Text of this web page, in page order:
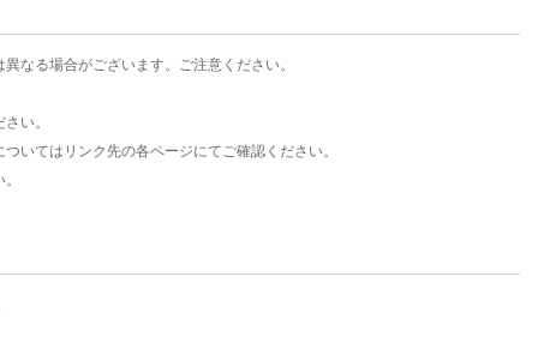
なる場合がございます。ご注意ください。
い。
いてはリンク先の各ページにてご確認ください。